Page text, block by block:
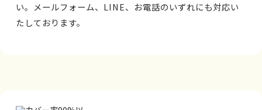
い。メールフォーム、LINE、お電話のいずれにも対応い
たしております。